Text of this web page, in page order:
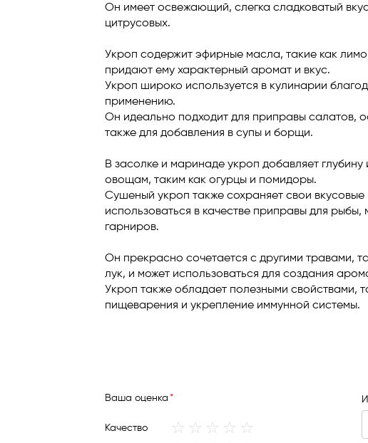
Он имеет освежающий, слегка сладковатый
цитрусовых.
Укроп содержит эфирные масла, такие как
придают ему характерный аромат и вкус.
Укроп широко используется в кулинарии
применению.
Он идеально подходит для приправы салатов,
также для добавления в супы и борщи.
В засолке и маринаде укроп добавляет
овощам, таким как огурцы и помидоры.
Сушеный укроп также сохраняет свои вкусовые
использоваться в качестве приправы для
гарниров.
Он прекрасно сочетается с другими травами,
лук, и может использоваться для создания
Укроп также обладает полезными свойствами,
пищеварения и укрепление иммунной системы.
Ваша оценка
Качество
1
2
3
4